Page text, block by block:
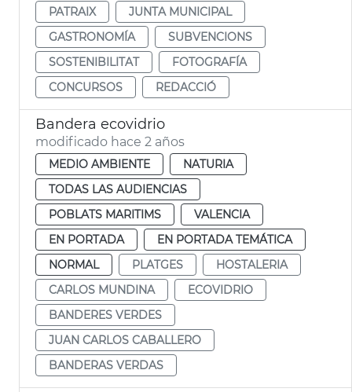
PATRAIX
JUNTA MUNICIPAL
GASTRONOMÍA
SUBVENCIONS
SOSTENIBILITAT
FOTOGRAFÍA
CONCURSOS
REDACCIÓ
Bandera ecovidrio
modificado hace 2 años
MEDIO AMBIENTE
NATURIA
TODAS LAS AUDIENCIAS
POBLATS MARITIMS
VALENCIA
EN PORTADA
EN PORTADA TEMÁTICA
NORMAL
PLATGES
HOSTALERIA
CARLOS MUNDINA
ECOVIDRIO
BANDERES VERDES
JUAN CARLOS CABALLERO
BANDERAS VERDAS